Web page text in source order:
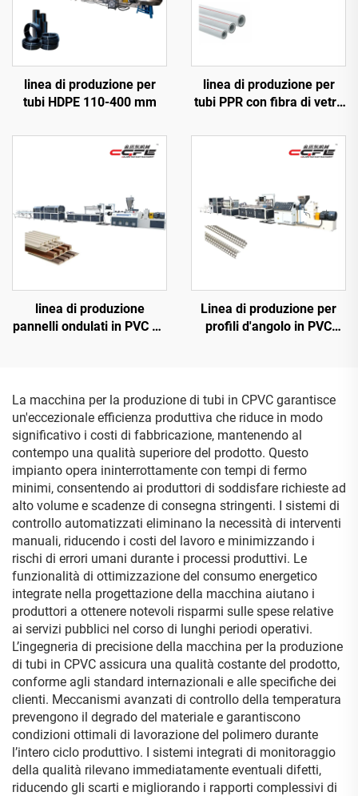
linea di produzione per
tubi HDPE 110-400 mm
linea di produzione per
tubi PPR con fibra di vetro
linea di produzione
pannelli ondulati in PVC da
Linea di produzione per
profili d'angolo in PVC
La macchina per la produzione di tubi in CPVC garantisce
un'eccezionale efficienza produttiva che riduce in modo
significativo i costi di fabbricazione, mantenendo al
contempo una qualità superiore del prodotto. Questo
impianto opera ininterrottamente con tempi di fermo
minimi, consentendo ai produttori di soddisfare richieste ad
alto volume e scadenze di consegna stringenti. I sistemi di
controllo automatizzati eliminano la necessità di interventi
manuali, riducendo i costi del lavoro e minimizzando i
rischi di errori umani durante i processi produttivi. Le
funzionalità di ottimizzazione del consumo energetico
integrate nella progettazione della macchina aiutano i
produttori a ottenere notevoli risparmi sulle spese relative
ai servizi pubblici nel corso di lunghi periodi operativi.
L’ingegneria di precisione della macchina per la produzione
di tubi in CPVC assicura una qualità costante del prodotto,
conforme agli standard internazionali e alle specifiche dei
clienti. Meccanismi avanzati di controllo della temperatura
prevengono il degrado del materiale e garantiscono
condizioni ottimali di lavorazione del polimero durante
l’intero ciclo produttivo. I sistemi integrati di monitoraggio
della qualità rilevano immediatamente eventuali difetti,
riducendo gli scarti e migliorando i rapporti complessivi di